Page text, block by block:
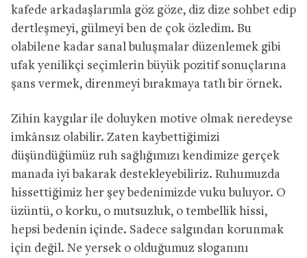
kafede arkadaşlarımla göz göze, diz dize sohbet edip
dertleşmeyi, gülmeyi ben de çok özledim. Bu
olabilene kadar sanal buluşmalar düzenlemek gibi
ufak yenilikçi seçimlerin büyük pozitif sonuçlarına
şans vermek, direnmeyi bırakmaya tatlı bir örnek.
Zihin kaygılar ile doluyken motive olmak neredeyse
imkânsız olabilir. Zaten kaybettiğimizi
düşündüğümüz ruh sağlığımızı kendimize gerçek
manada iyi bakarak destekleyebiliriz. Ruhumuzda
hissettiğimiz her şey bedenimizde vuku buluyor. O
üzüntü, o korku, o mutsuzluk, o tembellik hissi,
hepsi bedenin içinde. Sadece salgından korunmak
için değil. Ne yersek o olduğumuz sloganını